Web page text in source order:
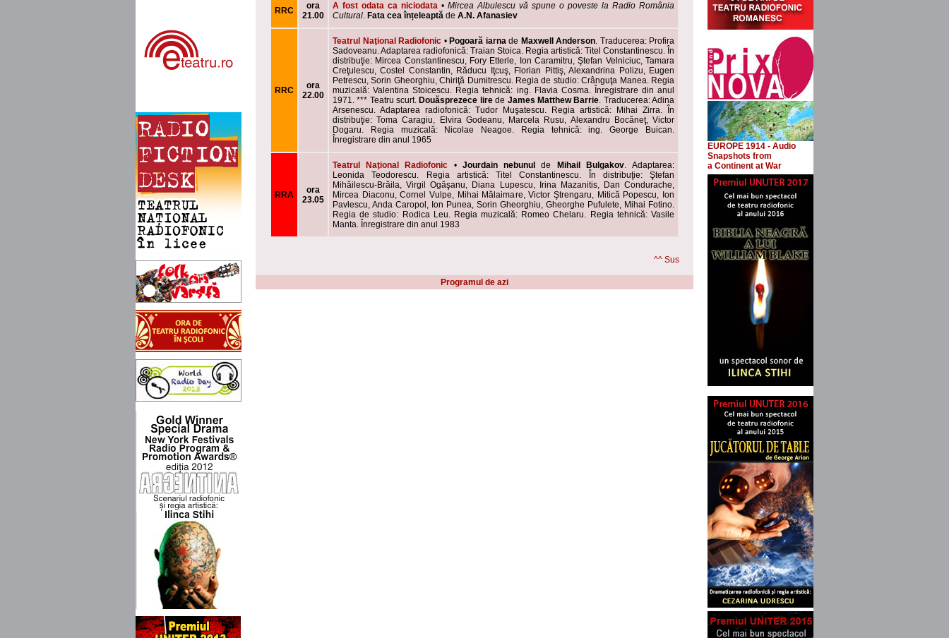
RRC
ora
21.00
A fost odata ca niciodata • Mircea Albulescu vă spune o poveste la Radio România
Cultural. Fata cea înțeleaptă de A.N. Afanasiev
RRC
ora
22.00
Teatrul Naţional Radiofonic • Pogoară iarnade Maxwell Anderson. Traducerea: Profira
Sadoveanu. Adaptarea radiofonică: Traian Stoica. Regia artistică: Titel Constantinescu. În
distribuţie: Mircea Constantinescu, Fory Etterle, Ion Caramitru, Ştefan Velniciuc, Tamara
Creţulescu, Costel Constantin, Răducu Iţcuş, Florian Pittiş, Alexandrina Polizu, Eugen
Petrescu, Sorin Gheorghiu, Chiriţă Dumitrescu. Regia de studio: Crânguţa Manea. Regia
muzicală: Valentina Stoicescu. Regia tehnică: ing. Flavia Cosma. Înregistrare din anul
1971.*** Teatru scurt. Douăsprezece lirede James Matthew Barrie. Traducerea: Adina
Arsenescu. Adaptarea radiofonică: Tudor Muşatescu. Regia artistică: Mihai Zirra. În
distribuţie: Toma Caragiu, Elvira Godeanu, Marcela Rusu, Alexandru Bocăneţ, Victor
Dogaru. Regia muzicală: Nicolae Neagoe. Regia tehnică: ing. George Buican.
Înregistrare din anul 1965
RRA
ora
23.05
Teatrul Naţional Radiofonic • Jourdain nebunulde Mihail Bulgakov.Adaptarea:
Leonida Teodorescu. Regia artistică: Titel Constantinescu. În distribuţie: Ştefan
Mihăilescu-Brăila, Virgil Ogăşanu, Diana Lupescu, Irina Mazanitis, Dan Condurache,
Mircea Diaconu, Cornel Vulpe, Mihai Mălaimare, Victor Ştrengaru, Mitică Popescu, Ion
Pavlescu, Anda Caropol, Ion Punea, Sorin Gheorghiu, Gheorghe Pufulete, Mihai Fotino.
Regia de studio: Rodica Leu. Regia muzicală: Romeo Chelaru. Regia tehnică: Vasile
Manta. Înregistrare din anul 1983
^^ Sus
Programul de azi
EUROPE 1914 - Audio
Snapshots from
a Continent at War